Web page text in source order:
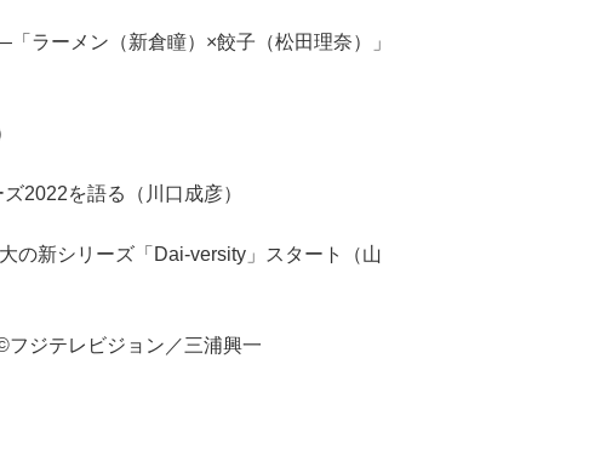
ラーメン（新倉瞳）×餃子（松田理奈）」
2022を語る（川口成彦）
の新シリーズ「Dai-versity」スタート（山
ジテレビジョン／三浦興一